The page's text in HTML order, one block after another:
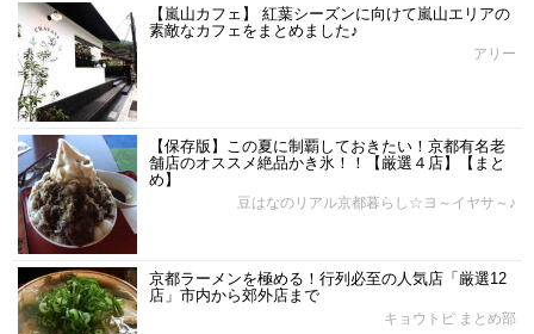
【嵐山カフェ】 紅葉シーズンに向けて嵐山エリアの
素敵なカフェをまとめました♪
アリー
【保存版】この夏に制覇しておきたい！京都有名老
舗店のオススメ絶品かき氷！！【厳選４店】【まと
め】
豆はなのリアル京都暮らし☆ヨ～イヤサ～♪
京都ラーメンを極める！行列必至の人気店「厳選12
店」市内から郊外店まで
キョウトピ まとめ部